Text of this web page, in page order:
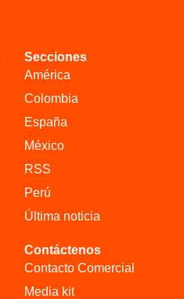
Secciones
América
Colombia
España
México
RSS
Perú
Última noticia
Contáctenos
Contacto Comercial
Media kit